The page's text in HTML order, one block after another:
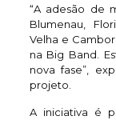
“A adesão de
Blumenau,
Velha e
na Big Band.
nova fase”,
projeto.
A iniciativa é